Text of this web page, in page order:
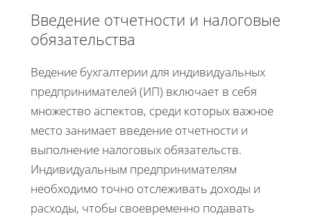
Введение отчетности и налоговые
обязательства
Ведение бухгалтерии для индивидуальных
предпринимателей (ИП) включает в себя
множество аспектов, среди которых важное
место занимает введение отчетности и
выполнение налоговых обязательств.
Индивидуальным предпринимателям
необходимо точно отслеживать доходы и
расходы, чтобы своевременно подавать